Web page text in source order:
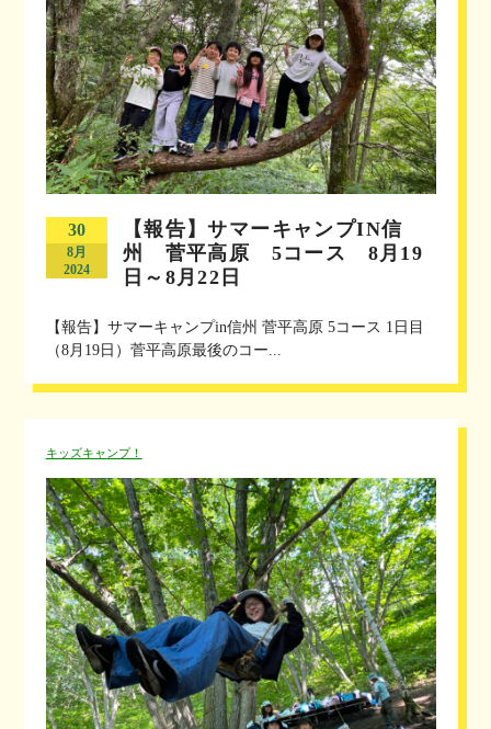
30
8月
2024
【報告】サマーキャンプIN信
州 菅平高原 5コース 8月19
日～8月22日
【報告】サマーキャンプin信州 菅平高原 5コース 1日目
（8月19日）菅平高原最後のコー...
キッズキャンプ！